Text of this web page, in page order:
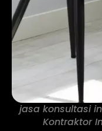
jasa konsultasi
Kontraktor